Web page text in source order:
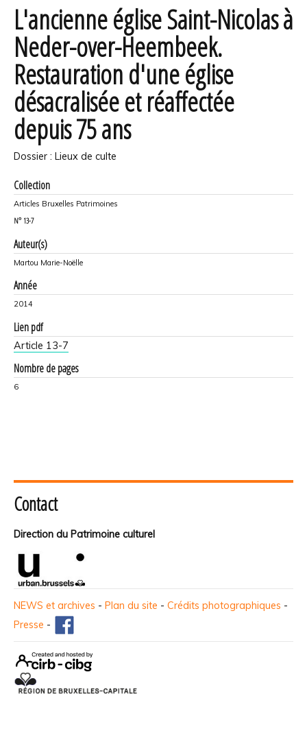
L'ancienne église Saint-Nicolas à
Neder-over-Heembeek.
Restauration d'une église
désacralisée et réaffectée
depuis 75 ans
Dossier : Lieux de culte
Collection
Articles Bruxelles Patrimoines
N° 13-7
Auteur(s)
Martou Marie-Noëlle
Année
2014
Lien pdf
Article 13-7
Nombre de pages
6
Contact
Direction du Patrimoine culturel
NEWS et archives - Plan du site - Crédits photographiques -
Presse -